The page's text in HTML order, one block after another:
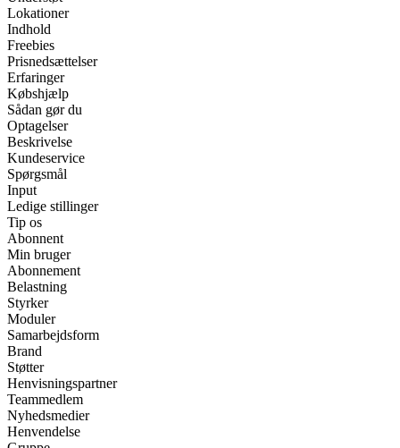
Lokationer
Indhold
Freebies
Prisnedsættelser
Erfaringer
Købshjælp
Sådan gør du
Optagelser
Beskrivelse
Kundeservice
Spørgsmål
Input
Ledige stillinger
Tip os
Abonnent
Min bruger
Abonnement
Belastning
Styrker
Moduler
Samarbejdsform
Brand
Støtter
Henvisningspartner
Teammedlem
Nyhedsmedier
Henvendelse